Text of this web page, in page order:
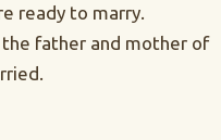
ready to marry.
father and mother of